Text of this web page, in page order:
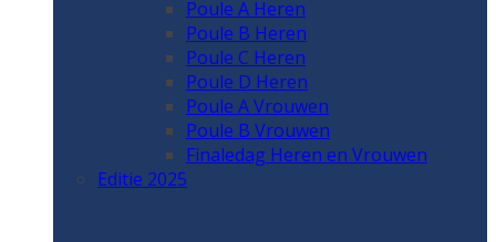
Poule A Heren
Poule B Heren
Poule C Heren
Poule D Heren
Poule A Vrouwen
Poule B Vrouwen
Finaledag Heren en Vrouwen
Editie 2025